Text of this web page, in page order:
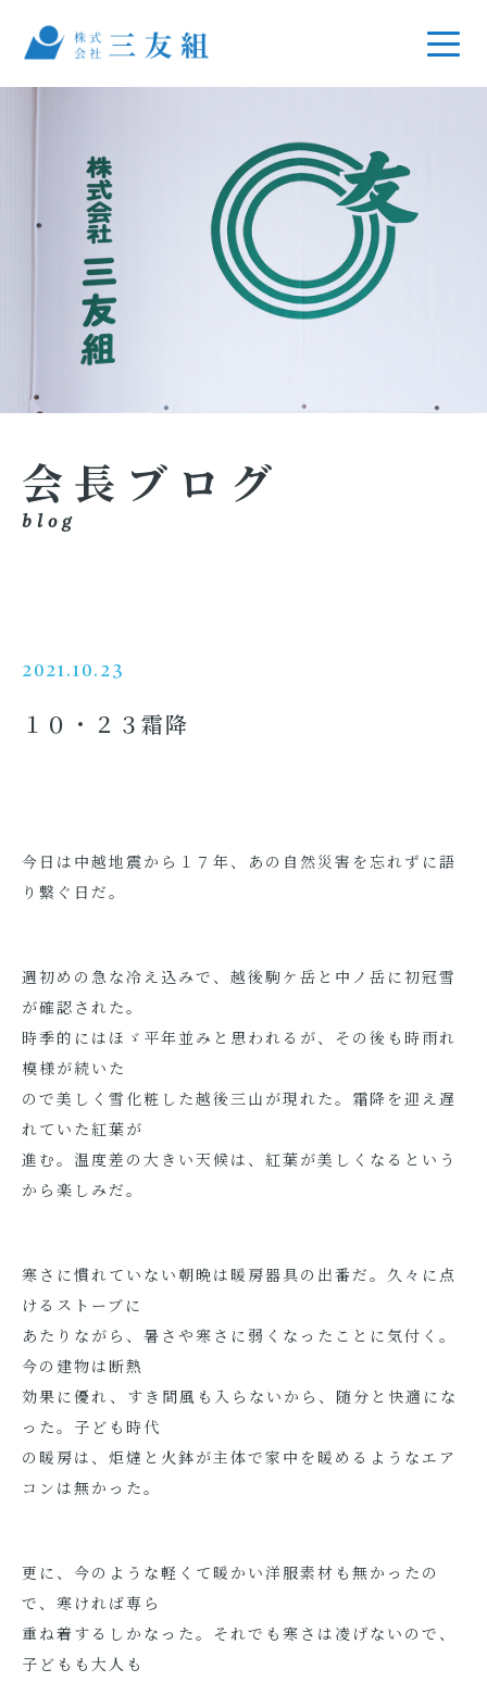
会長ブログ
blog
2021.10.23
１０・２３霜降
今日は中越地震から１７年、あの自然災害を忘れずに語
り繋ぐ日だ。
週初めの急な冷え込みで、越後駒ケ岳と中ノ岳に初冠雪
が確認された。
時季的にはほゞ平年並みと思われるが、その後も時雨れ
模様が続いた
ので美しく雪化粧した越後三山が現れた。霜降を迎え遅
れていた紅葉が
進む。温度差の大きい天候は、紅葉が美しくなるという
から楽しみだ。
寒さに慣れていない朝晩は暖房器具の出番だ。久々に点
けるストーブに
あたりながら、暑さや寒さに弱くなったことに気付く。
今の建物は断熱
効果に優れ、すき間風も入らないから、随分と快適にな
った。子ども時代
の暖房は、炬燵と火鉢が主体で家中を暖めるようなエア
コンは無かった。
更に、今のような軽くて暖かい洋服素材も無かったの
で、寒ければ専ら
重ね着するしかなった。それでも寒さは凌げないので、
子どもも大人も